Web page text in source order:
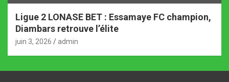
Ligue 2 LONASE BET : Essamaye FC champion,
Diambars retrouve l’élite
juin 3, 2026 admin